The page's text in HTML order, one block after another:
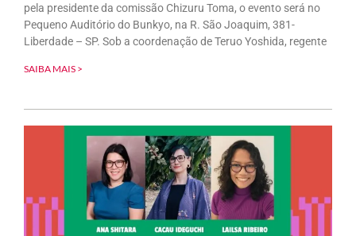
pela presidente da comissão Chizuru Toma, o evento será no
Pequeno Auditório do Bunkyo, na R. São Joaquim, 381-
Liberdade – SP. Sob a coordenação de Teruo Yoshida, regente
SAIBA MAIS >